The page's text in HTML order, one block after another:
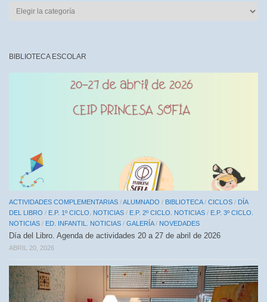
CATEGORÍAS
BIBLIOTECA ESCOLAR
ACTIVIDADES COMPLEMENTARIAS /ALUMNADO / BIBLIOTECA/ CICLOS / DÍA
DEL LIBRO / E.P. 1º CICLO. NOTICIAS / E.P. 2º CICLO. NOTICIAS / E.P. 3º CICLO.
NOTICIAS / ED. INFANTIL. NOTICIAS / GALERÍA/ NOVEDADES
Día del Libro. Agenda de actividades 20 a 27 de abril de 2026
ABRIL 20, 2026